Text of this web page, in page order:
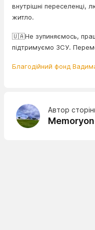
внутрішні переселенці,
житло.
🇺🇦Не зупиняємось,
підтримуємо ЗСУ.
Благодійний фонд
Автор